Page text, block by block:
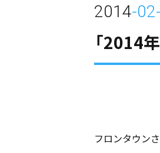
2014-
「2014
フロンタウン